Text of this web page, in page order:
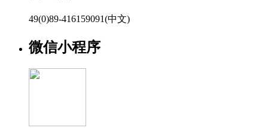
49(0)89-416159091(中文)
微信小程序